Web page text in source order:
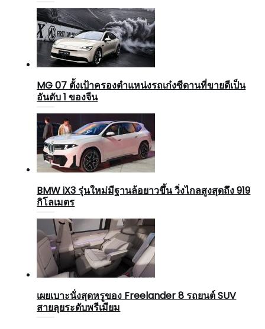
MG 07 ตั้งเป้าครองตำแหน่งรถเก๋งซีดานที่ขายดีเป็น
อันดับ 1 ของจีน
BMW iX3 รุ่นใหม่มีฐานล้อยาวขึ้น วิ่งไกลสูงสุดถึง 919
กิโลเมตร
เผยเบาะนั่งสุดหรูของ Freelander 8 รถยนต์ SUV
สายลุยระดับพรีเมียม